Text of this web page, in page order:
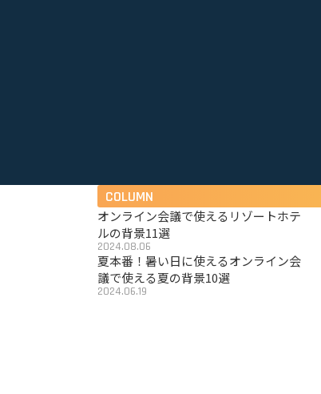
COLUMN
オンライン会議で使えるリゾートホテ
ルの背景11選
2024.08.06
夏本番！暑い日に使えるオンライン会
議で使える夏の背景10選
2024.06.19